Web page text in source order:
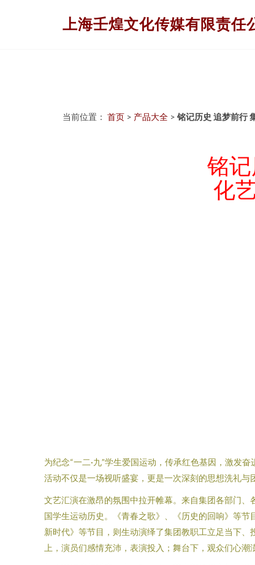
上海壬煌文化传媒有限责任
当前位置： 首页 > 产品大全 > 铭记历史 追梦前行
铭
化
为纪念“一二·九”学生爱国运动，传承红色基因，激发
活动不仅是一场视听盛宴，更是一次深刻的思想洗礼与
文艺汇演在激昂的氛围中拉开帷幕。来自集团各部门
国学生运动历史。《青春之歌》、《历史的回响》等
新时代》等节目，则生动演绎了集团教职工立足当下
上，演员们感情充沛，表演投入；舞台下，观众们心潮